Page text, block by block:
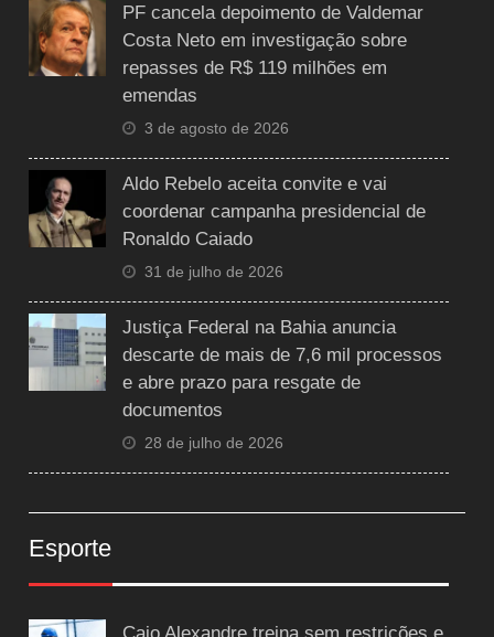
PF cancela depoimento de Valdemar
Costa Neto em investigação sobre
repasses de R$ 119 milhões em
emendas
3 de agosto de 2026
Aldo Rebelo aceita convite e vai
coordenar campanha presidencial de
Ronaldo Caiado
31 de julho de 2026
Justiça Federal na Bahia anuncia
descarte de mais de 7,6 mil processos
e abre prazo para resgate de
documentos
28 de julho de 2026
Esporte
Caio Alexandre treina sem restrições e